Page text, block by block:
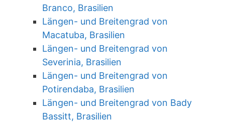
Branco, Brasilien
Längen- und Breitengrad von
Macatuba, Brasilien
Längen- und Breitengrad von
Severinia, Brasilien
Längen- und Breitengrad von
Potirendaba, Brasilien
Längen- und Breitengrad von Bady
Bassitt, Brasilien